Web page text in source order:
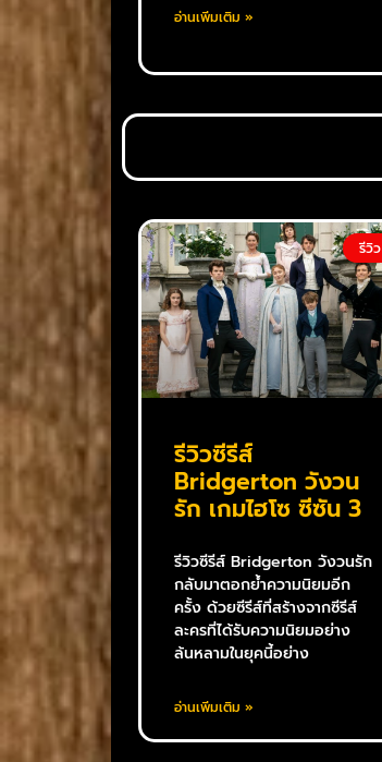
อ่านเพิ่มเติม »
รีวิว
รีวิวซีรีส์
Bridgerton วังวน
รัก เกมไฮโซ ซีซัน 3
รีวิวซีรีส์ Bridgerton วังวนรัก
กลับมาตอกย้ำความนิยมอีก
ครั้ง ด้วยซีรีส์ที่สร้างจากซีรีส์
ละครที่ได้รับความนิยมอย่าง
ล้นหลามในยุคนี้อย่าง
อ่านเพิ่มเติม »